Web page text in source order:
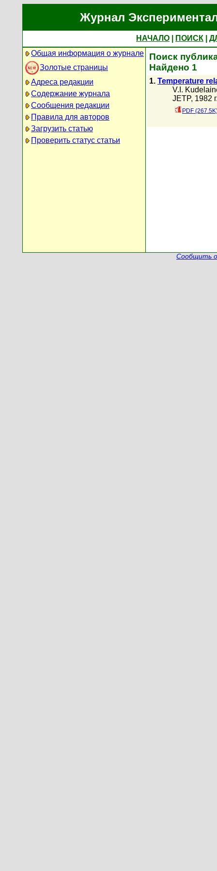
Журнал
НАЧАЛО ПОИСК
Общая информация о журнале
Золотые страницы
Адреса редакции
Содержание журнала
Сообщения редакции
Правила для авторов
Загрузить статью
Проверить статус статьи
Поиск
Найдено 1
1. Temperature
V.I.
JETP, 1982
PDF
Сообщить о